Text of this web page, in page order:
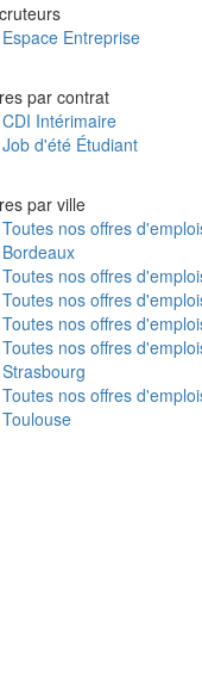
Espace Entreprise
par contrat
CDI Intérimaire
Job d'été Étudiant
par ville
Toutes nos offres
Bordeaux
Toutes nos offres
Toutes nos offres
Toutes nos offres
Toutes nos offres
Strasbourg
Toutes nos offres
Toulouse